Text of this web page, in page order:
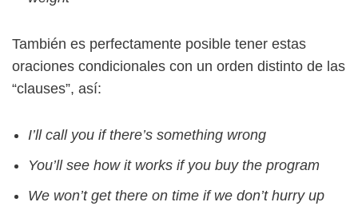
También es perfectamente posible tener estas
oraciones condicionales con un orden distinto de las
“clauses”, así:
I’ll call you if there’s something wrong
You’ll see how it works if you buy the program
We won’t get there on time if we don’t hurry up